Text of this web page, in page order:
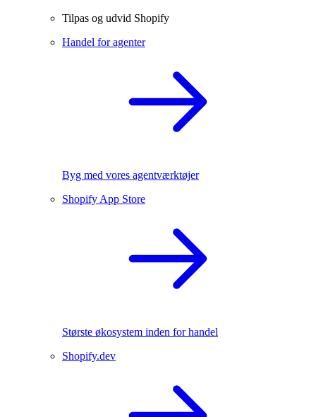
Tilpas og udvid Shopify
Handel for agenter
Byg med vores agentværktøjer
Shopify App Store
Største økosystem inden for handel
Shopify.dev